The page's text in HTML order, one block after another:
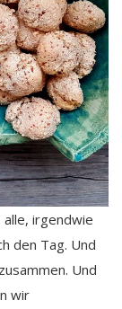
irgendwie
den Tag. Und
Und
wir